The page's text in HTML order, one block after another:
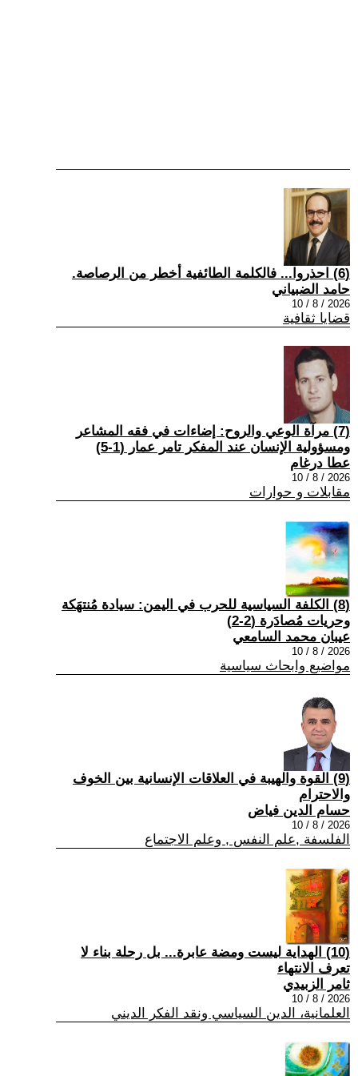
(6) احذروا... فالكلمة الطائفية أخطر من الرصاصة.
حامد الضبياني
2026 / 8 / 10
قضايا ثقافية
(7) مرآة الوعي والروح: إضاءات في فقه المشاعر
ومسؤولية الإنسان عند المفكر تامر عمار (1-5)
عطا درغام
2026 / 8 / 10
مقابلات و حوارات
(8) الكلفة السياسية للحرب في اليمن: سيادة مُنتهَكة
وحريات مُصادَرة (2-2)
عيبان محمد السامعي
2026 / 8 / 10
مواضيع وابحاث سياسية
(9) القوة والهيبة في العلاقات الإنسانية بين الخوف
والاحترام
حسام الدين فياض
2026 / 8 / 10
الفلسفة ,علم النفس , وعلم الاجتماع
(10) الهداية ليست ومضة عابرة... بل رحلة بناء لا
تعرف الانتهاء
ثامر الزبيدي
2026 / 8 / 10
العلمانية، الدين السياسي ونقد الفكر الديني